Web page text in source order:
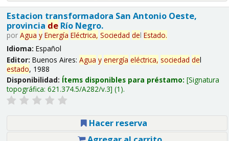
Estacion transformadora San Antonio Oeste,
provincia deRío Negro.
por Agua y Energía Eléctrica, Sociedad del Estado.
Idioma: Español
Editor: Buenos Aires: Agua y energía eléctrica, sociedad del
estado, 1988
Disponibilidad: Ítems disponibles para préstamo: Signatura
topográfica: 621.374.5/A282/v.3 (1).
Hacer reserva